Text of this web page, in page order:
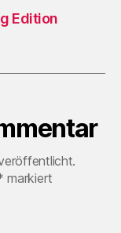
Edition
markiert